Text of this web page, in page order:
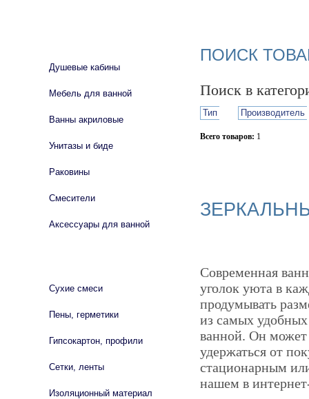
ПОИСК
Поиск в
Тип Производитель
Всего товаров: 1
Современная
уголок уюта в
продумывать
из самых
ванной. Он
удержаться от
стационарным
нашем в
Душевые кабины
Мебель для ванной
Ванны акриловые
Унитазы и биде
Раковины
Смесители
Аксессуары для ванной
Сухие смеси
Пены, герметики
Гипсокартон, профили
Сетки, ленты
Изоляционный материал